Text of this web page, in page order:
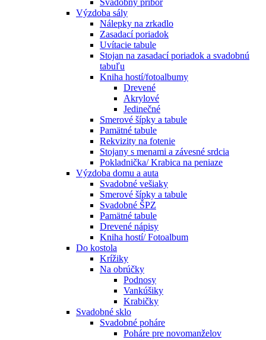
Svadobný príbor
Výzdoba sály
Nálepky na zrkadlo
Zasadací poriadok
Uvítacie tabule
Stojan na zasadací poriadok a svadobnú
tabuľu
Kniha hostí/fotoalbumy
Drevené
Akrylové
Jedinečné
Smerové šípky a tabule
Pamätné tabule
Rekvizity na fotenie
Stojany s menami a závesné srdcia
Pokladnička/ Krabica na peniaze
Výzdoba domu a auta
Svadobné vešiaky
Smerové šípky a tabule
Svadobné ŠPZ
Pamätné tabule
Drevené nápisy
Kniha hostí/ Fotoalbum
Do kostola
Krížiky
Na obrúčky
Podnosy
Vankúšiky
Krabičky
Svadobné sklo
Svadobné poháre
Poháre pre novomanželov